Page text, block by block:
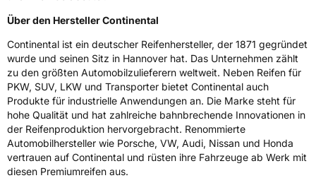
Über den Hersteller Continental
Continental ist ein deutscher Reifenhersteller, der 1871 gegründet
wurde und seinen Sitz in Hannover hat. Das Unternehmen zählt
zu den größten Automobilzulieferern weltweit. Neben Reifen für
PKW, SUV, LKW und Transporter bietet Continental auch
Produkte für industrielle Anwendungen an. Die Marke steht für
hohe Qualität und hat zahlreiche bahnbrechende Innovationen in
der Reifenproduktion hervorgebracht. Renommierte
Automobilhersteller wie Porsche, VW, Audi, Nissan und Honda
vertrauen auf Continental und rüsten ihre Fahrzeuge ab Werk mit
diesen Premiumreifen aus.